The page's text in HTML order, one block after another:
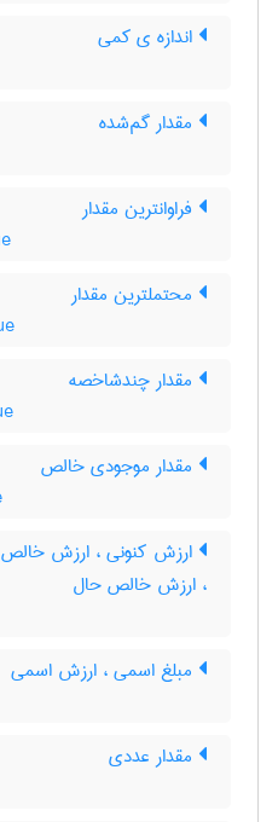
اندازه ی کمی
مقدار گم‌شده
فراوانترین مقدار
محتملترین مقدار
مقدار چندشاخصه
مقدار موجودی خالص
ارزش کنونی ، ارزش
، ارزش خالص حال
مبلغ اسمی ، ارزش اسمی
مقدار عددی